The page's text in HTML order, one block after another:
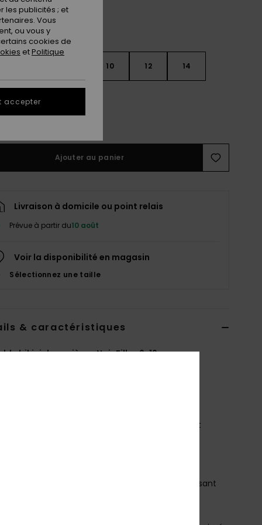
10 12 14
Ajouter au panier
Livraison à domicile ou point relais
Prévue à partir du10 août
Voir la disponibilité en magasin
Sélectionnez une taille
& caractéristiques
bikini deux pièces Noir Filles 6-16 ans
Tissu doux, résistant, recyclé, résistant et
bretelles réglables avec système coulissant
les publicités ; et
Vous
ou vous y
cookies de
etPolitique
accepter